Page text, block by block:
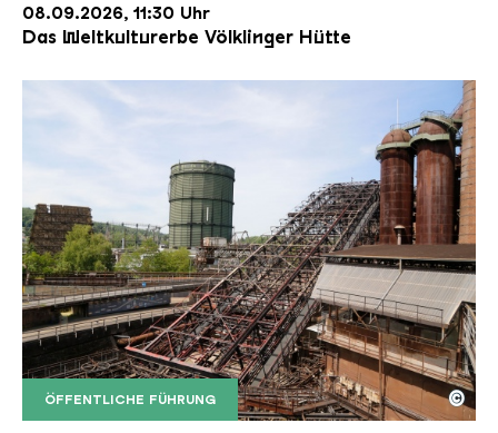
08.09.2026, 11:30 Uhr
Das Weltkulturerbe Völklinger Hütte
ÖFFENTLICHE FÜHRUNG
Der Erzschrägaufzug der Völklinger Hütte mit
Copyright: Weltkulturerbe Völklinger Hütte | Karl
©